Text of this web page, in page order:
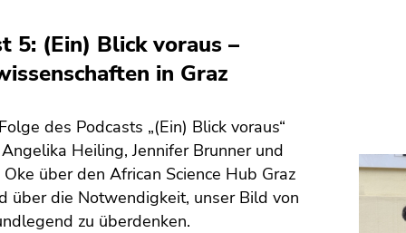
5: (Ein) Blick voraus –
in Graz
des Podcasts „(Ein) Blick voraus“
Heiling, Jennifer Brunner und
über den African Science Hub Graz
über die Notwendigkeit, unser Bild von
zu überdenken.